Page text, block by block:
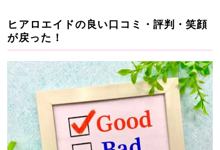
ヒアロエイドの良い口コミ・評判・笑顔
が戻った！